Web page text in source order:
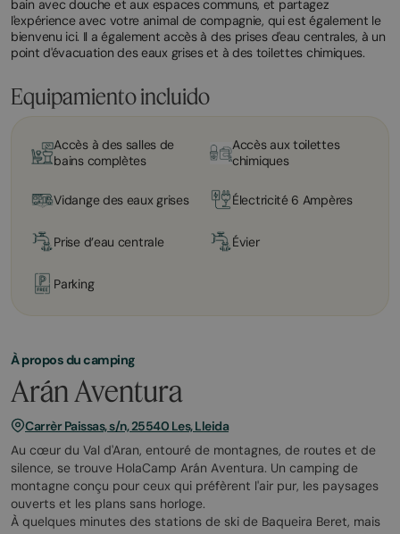
bain avec douche et aux espaces communs, et partagez
l'expérience avec votre animal de compagnie, qui est également le
bienvenu ici. Il a également accès à des prises d'eau centrales, à un
point d'évacuation des eaux grises et à des toilettes chimiques.
Equipamiento incluido
Accès à des salles de
bains complètes
Accès aux toilettes
chimiques
Vidange des eaux grises Électricité 6 Ampères
Prise d’eau centrale Évier
Parking
À propos du camping
Arán Aventura
Carrèr Paissas, s/n, 25540 Les, Lleida
Au cœur du Val d'Aran, entouré de montagnes, de routes et de
silence, se trouve HolaCamp Arán Aventura. Un camping de
montagne conçu pour ceux qui préfèrent l'air pur, les paysages
ouverts et les plans sans horloge.
À quelques minutes des stations de ski de Baqueira Beret, mais